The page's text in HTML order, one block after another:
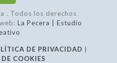
. Todos los derechos
La Pecera | Estudio
DE PRIVACIDAD |
COOKIES